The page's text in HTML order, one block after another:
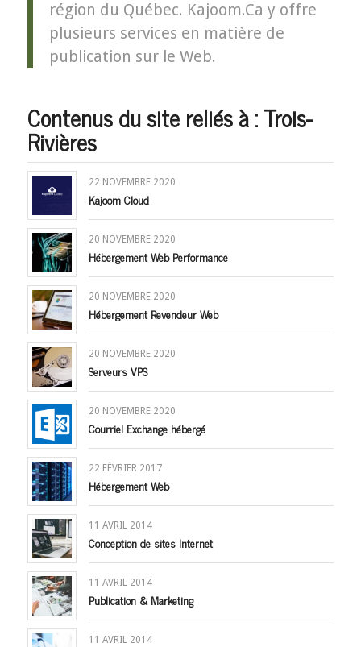
région du Québec. Kajoom.Ca y offre
plusieurs services en matière de
publication sur le Web.
Contenus du site reliés à : Trois-
Rivières
22 NOVEMBRE 2020
Kajoom Cloud
20 NOVEMBRE 2020
Hébergement Web Performance
20 NOVEMBRE 2020
Hébergement Revendeur Web
20 NOVEMBRE 2020
Serveurs VPS
20 NOVEMBRE 2020
Courriel Exchange hébergé
22 FÉVRIER 2017
Hébergement Web
11 AVRIL 2014
Conception de sites Internet
11 AVRIL 2014
Publication & Marketing
11 AVRIL 2014